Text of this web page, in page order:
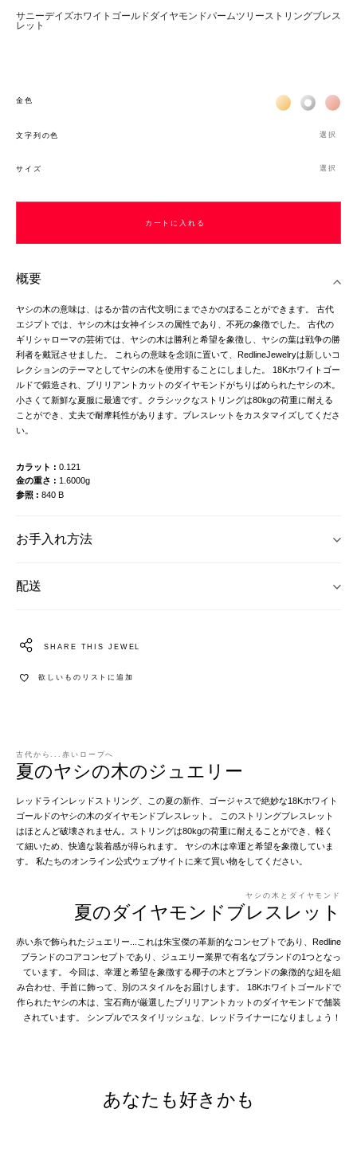
サニーデイズホワイトゴールドダイヤモンドパームツリーストリングブレス
レット
金色 Жёлтое золото
Белое
文字列の色 選択
サイズ 選択
カートに入れる
概要
ヤシの木の意味は、はるか昔の古代文明にまでさかのぼることができます。 古代
エジプトでは、ヤシの木は女神イシスの属性であり、不死の象徴でした。 古代の
ギリシャローマの芸術では、ヤシの木は勝利と希望を象徴し、ヤシの葉は戦争の勝
利者を戴冠させました。 これらの意味を念頭に置いて、RedlineJewelryは新しいコ
レクションのテーマとしてヤシの木を使用することにしました。 18Kホワイトゴー
ルドで鍛造され、ブリリアントカットのダイヤモンドがちりばめられたヤシの木。
小さくて新鮮な夏服に最適です。クラシックなストリングは80kgの荷重に耐える
ことができ、丈夫で耐摩耗性があります。ブレスレットをカスタマイズしてくださ
い。
カラット
0.121
金の重さ
1.6000g
参照
840 B
お手入れ方法
配送
SHARE THIS JEWEL
欲しいものリストに追加
古代から...赤いロープへ
夏のヤシの木のジュエリー
レッドラインレッドストリング、この夏の新作、ゴージャスで絶妙な18Kホワイト
ゴールドのヤシの木のダイヤモンドブレスレット。 このストリングブレスレット
はほとんど破壊されません。ストリングは80kgの荷重に耐えることができ、軽く
て細いため、快適な装着感が得られます。 ヤシの木は幸運と希望を象徴していま
す。 私たちのオンライン公式ウェブサイトに来て買い物をしてください。
ヤシの木とダイヤモンド
夏のダイヤモンドブレスレット
赤い糸で飾られたジュエリー...これは朱宝傑の革新的なコンセプトであり、Redline
ブランドのコアコンセプトであり、ジュエリー業界で有名なブランドの1つとなっ
ています。 今回は、幸運と希望を象徴する椰子の木とブランドの象徴的な紐を組
み合わせ、手首に飾って、別のスタイルをお届けします。 18Kホワイトゴールドで
作られたヤシの木は、宝石商が厳選したブリリアントカットのダイヤモンドで舗装
されています。 シンプルでスタイリッシュな、レッドライナーになりましょう！
あなたも好きかも